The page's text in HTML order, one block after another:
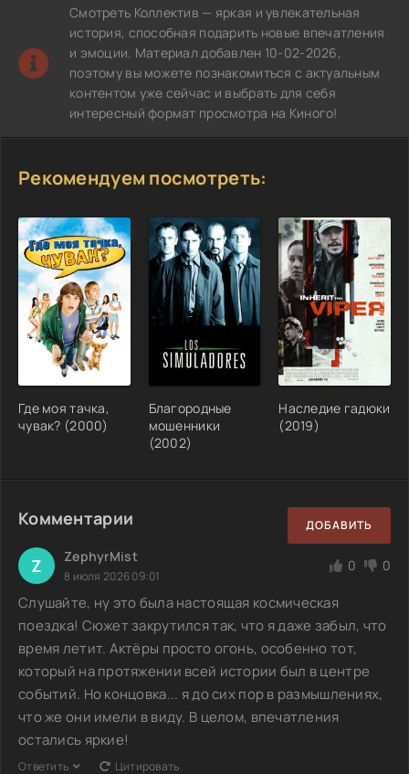
Смотреть Коллектив — яркая и увлекательная
история, способная подарить новые впечатления
и эмоции. Материал добавлен 10-02-2026,
поэтому вы можете познакомиться с актуальным
контентом уже сейчас и выбрать для себя
интересный формат просмотра на Киного!
Рекомендуем посмотреть:
Где моя тачка,
чувак? (2000)
Благородные
мошенники
(2002)
Наследие гадюки
(2019)
Комментарии ДОБАВИТЬ
Z ZephyrMist
8 июля 2026 09:01
0 0
Слушайте, ну это была настоящая космическая
поездка! Сюжет закрутился так, что я даже забыл, что
время летит. Актёры просто огонь, особенно тот,
который на протяжении всей истории был в центре
событий. Но концовка... я до сих пор в размышлениях,
что же они имели в виду. В целом, впечатления
остались яркие!
Ответить Цитировать